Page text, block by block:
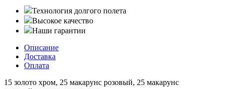
Технология долгого полета
Высокое качество
Наши гарантии
Описание
Доставка
Оплата
15 золото хром, 25 макарунс розовый, 25 макарунс